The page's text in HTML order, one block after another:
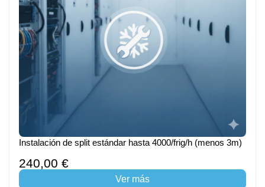
Instalación de split estándar hasta 4000/frig/h (menos 3m)
240,00 €
Ver más